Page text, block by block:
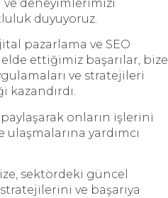
deneyimlerimizi
duyuyoruz.
pazarlama ve SEO
elde ettiğimiz başarılar, bize
ve stratejileri
kazandırdı.
onların işlerini
yardımcı
sektördeki güncel
ve başarıya